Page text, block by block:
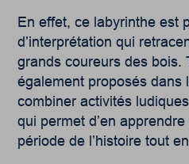
En effet, ce labyrinthe est
d’interprétation qui
grands coureurs des bois.
également proposés dans
combiner activités
qui permet d’en
période de l’histoire tout